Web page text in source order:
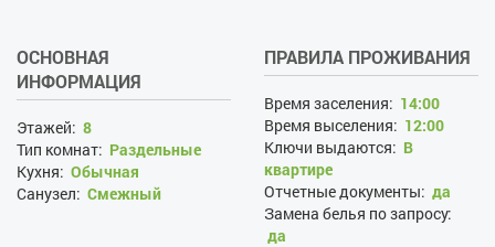
ОСНОВНАЯ
ИНФОРМАЦИЯ
Этажей: 8
Тип комнат: Раздельные
Кухня: Обычная
Санузел: Смежный
ПРАВИЛА ПРОЖИВАНИЯ
Время заселения: 14:00
Время выселения: 12:00
Ключи выдаются: В
квартире
Отчетные документы: да
Замена белья по запросу:
да